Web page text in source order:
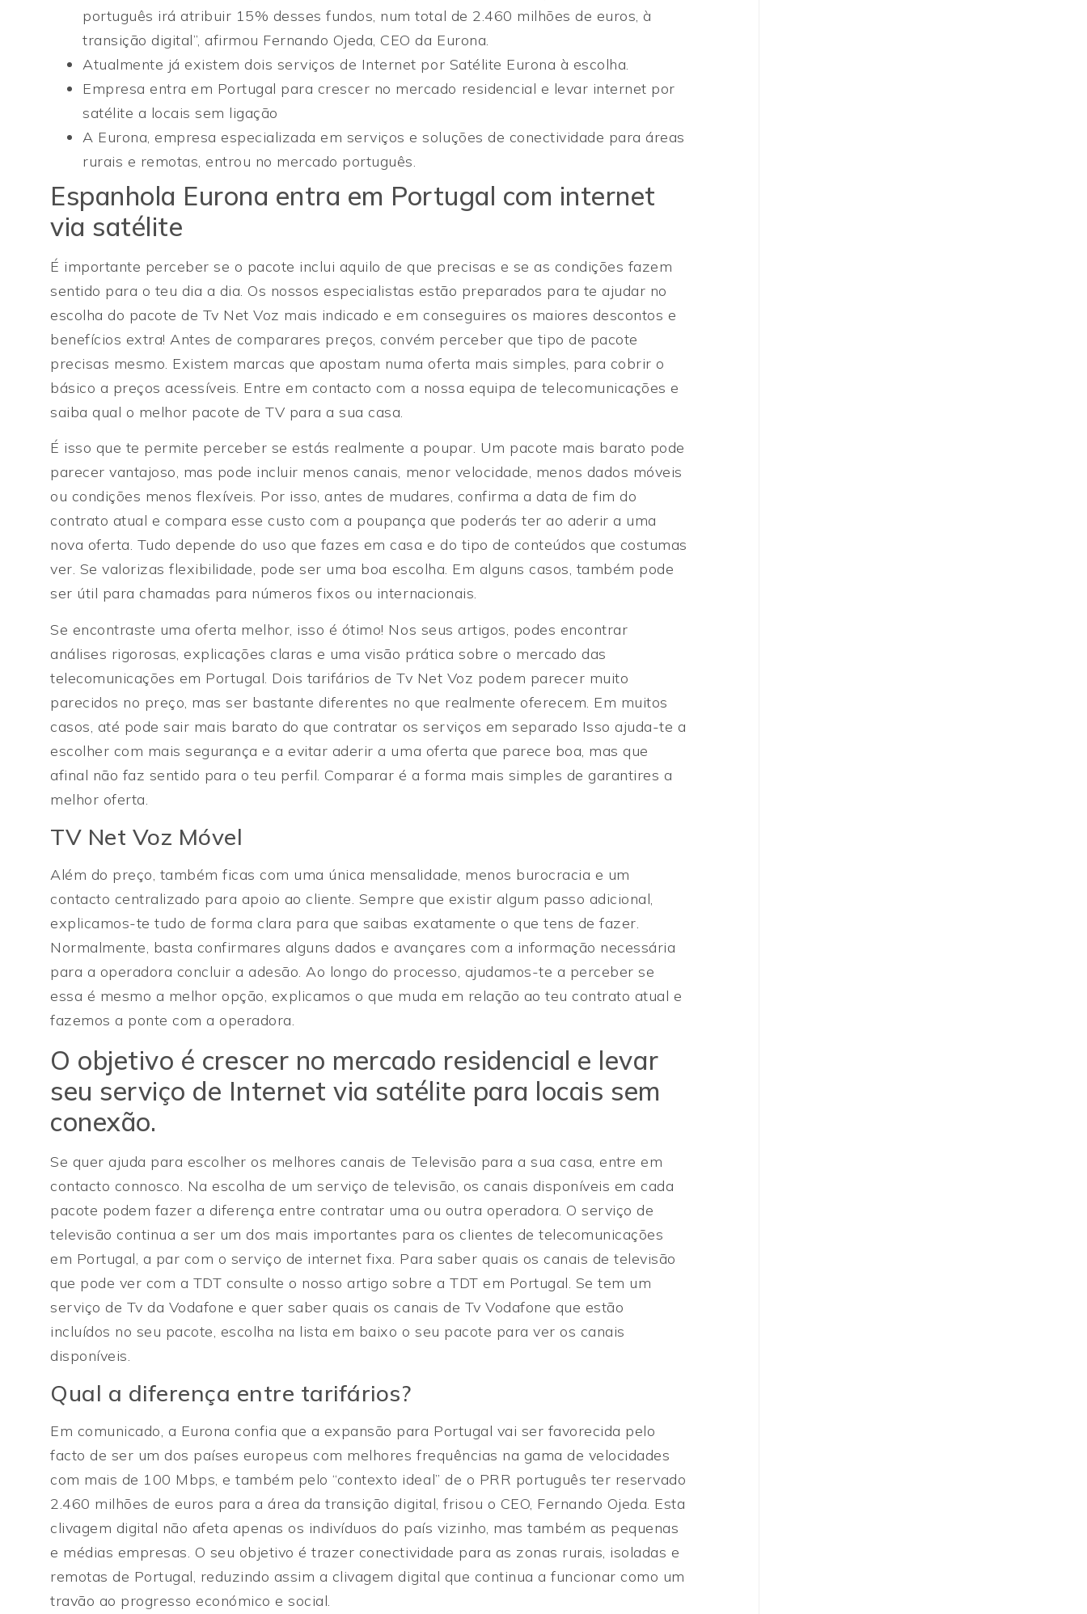
português irá atribuir 15% desses fundos, num total de 2.460 milhões de euros, à
transição digital”, afirmou Fernando Ojeda, CEO da Eurona.
Atualmente já existem dois serviços de Internet por Satélite Eurona à escolha.
Empresa entra em Portugal para crescer no mercado residencial e levar internet por
satélite a locais sem ligação
A Eurona, empresa especializada em serviços e soluções de conectividade para áreas
rurais e remotas, entrou no mercado português.
Espanhola Eurona entra em Portugal com internet
via satélite
É importante perceber se o pacote inclui aquilo de que precisas e se as condições fazem
sentido para o teu dia a dia. Os nossos especialistas estão preparados para te ajudar no
escolha do pacote de Tv Net Voz mais indicado e em conseguires os maiores descontos e
benefícios extra! Antes de comparares preços, convém perceber que tipo de pacote
precisas mesmo. Existem marcas que apostam numa oferta mais simples, para cobrir o
básico a preços acessíveis. Entre em contacto com a nossa equipa de telecomunicações e
saiba qual o melhor pacote de TV para a sua casa.
É isso que te permite perceber se estás realmente a poupar. Um pacote mais barato pode
parecer vantajoso, mas pode incluir menos canais, menor velocidade, menos dados móveis
ou condições menos flexíveis. Por isso, antes de mudares, confirma a data de fim do
contrato atual e compara esse custo com a poupança que poderás ter ao aderir a uma
nova oferta. Tudo depende do uso que fazes em casa e do tipo de conteúdos que costumas
ver. Se valorizas flexibilidade, pode ser uma boa escolha. Em alguns casos, também pode
ser útil para chamadas para números fixos ou internacionais.
Se encontraste uma oferta melhor, isso é ótimo! Nos seus artigos, podes encontrar
análises rigorosas, explicações claras e uma visão prática sobre o mercado das
telecomunicações em Portugal. Dois tarifários de Tv Net Voz podem parecer muito
parecidos no preço, mas ser bastante diferentes no que realmente oferecem. Em muitos
casos, até pode sair mais barato do que contratar os serviços em separado Isso ajuda-te a
escolher com mais segurança e a evitar aderir a uma oferta que parece boa, mas que
afinal não faz sentido para o teu perfil. Comparar é a forma mais simples de garantires a
melhor oferta.
TV Net Voz Móvel
Além do preço, também ficas com uma única mensalidade, menos burocracia e um
contacto centralizado para apoio ao cliente. Sempre que existir algum passo adicional,
explicamos-te tudo de forma clara para que saibas exatamente o que tens de fazer.
Normalmente, basta confirmares alguns dados e avançares com a informação necessária
para a operadora concluir a adesão. Ao longo do processo, ajudamos-te a perceber se
essa é mesmo a melhor opção, explicamos o que muda em relação ao teu contrato atual e
fazemos a ponte com a operadora.
O objetivo é crescer no mercado residencial e levar
seu serviço de Internet via satélite para locais sem
conexão.
Se quer ajuda para escolher os melhores canais de Televisão para a sua casa, entre em
contacto connosco. Na escolha de um serviço de televisão, os canais disponíveis em cada
pacote podem fazer a diferença entre contratar uma ou outra operadora. O serviço de
televisão continua a ser um dos mais importantes para os clientes de telecomunicações
em Portugal, a par com o serviço de internet fixa. Para saber quais os canais de televisão
que pode ver com a TDT consulte o nosso artigo sobre a TDT em Portugal. Se tem um
serviço de Tv da Vodafone e quer saber quais os canais de Tv Vodafone que estão
incluídos no seu pacote, escolha na lista em baixo o seu pacote para ver os canais
disponíveis.
Qual a diferença entre tarifários?
Em comunicado, a Eurona confia que a expansão para Portugal vai ser favorecida pelo
facto de ser um dos países europeus com melhores frequências na gama de velocidades
com mais de 100 Mbps, e também pelo “contexto ideal” de o PRR português ter reservado
2.460 milhões de euros para a área da transição digital, frisou o CEO, Fernando Ojeda. Esta
clivagem digital não afeta apenas os indivíduos do país vizinho, mas também as pequenas
e médias empresas. O seu objetivo é trazer conectividade para as zonas rurais, isoladas e
remotas de Portugal, reduzindo assim a clivagem digital que continua a funcionar como um
travão ao progresso económico e social.